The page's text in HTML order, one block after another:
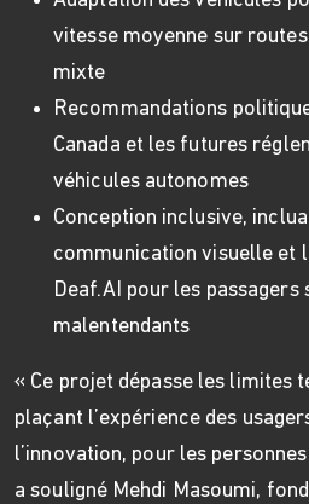
vitesse moyenne sur
mixte
Recommandations
Canada et les futures
véhicules autonomes
Conception inclusive,
communication visuelle et
Deaf.AI pour les passagers
malentendants
« Ce projet dépasse les limites
plaçant l’expérience des
l’innovation, pour les
a souligné Mehdi Masoumi,